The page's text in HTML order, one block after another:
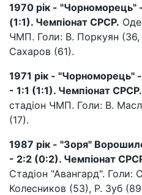
1970 рік - "Чорноморець"
(1:1). Чемпіонат СРСР.
ЧМП. Голи: В. Поркуян (36,
Сахаров (61).
1971 рік - "Чорноморець"
- 1:1 (1:1). Чемпіонат СРСР.
стадіон ЧМП. Голи: В.
(17).
1987 рік - "Зоря"
- 2:2 (0:2). Чемпіонат
Стадіон "Авангард".
Колесников (53), Р. Зуб